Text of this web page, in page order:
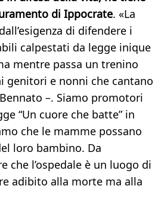
di Ippocrate. «La
di difendere i
calpestati da legge inique
mentre passa un trenino
genitori e nonni che cantano
–. Siamo promotori
“Un cuore che batte” in
che le mamme possano
loro bambino. Da
che l’ospedale è un luogo di
adibito alla morte ma alla